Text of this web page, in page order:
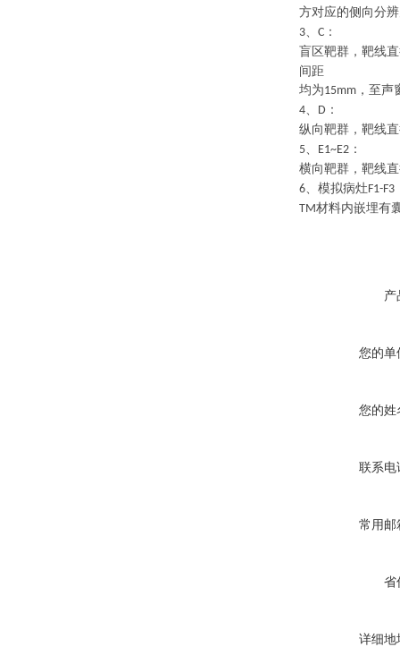
方对应的侧向分
3、 C ：
盲区靶群，靶线
间距
均为15mm ，至声
4、 D ：
纵向靶群，靶线
5、 E1~E2 ：
横向靶群，靶线
6、模拟病灶F1-F3
TM材料内嵌埋有
产
您的单
您的姓
联系电
常用邮
省
详细地